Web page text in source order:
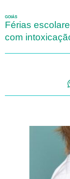
GOIÁS
Férias
com